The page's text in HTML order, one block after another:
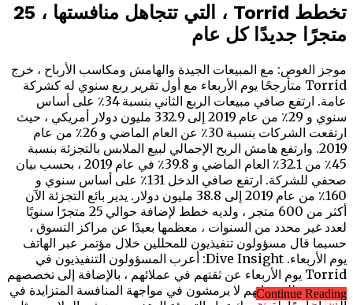
تخطط Torrid ، التي تتجاهل منافستها ، 25
متجرًا جديدًا كل عام
موجز الغوص: مع المبيعات الجيدة والهامش ومكاسب الأرباح ، خرج
Torrid متأرجحًا يوم الأربعاء مع أول تقرير ربع سنوي له كشركة
عامة. ارتفع صافي مبيعات الربع الثاني بنسبة 34٪ على أساس
سنوي و 29٪ من عام 2019 إلى 332.9 مليون دولار أمريكي ، حيث
ارتفعت الشركات بنسبة 30٪ عن العام الماضي و 26٪ من عام
2019. وارتفع هامش الربح الإجمالي لبيع الملابس بالتجزئة بنسبة
45٪ من 32.1٪ العام الماضي و 39.8٪ في عام 2019 ، بحسب بيان
صحفي للشركة. ارتفع صافي الدخل 131٪ على أساس سنوي و
160٪ من عام 2019 إلى 38.8 مليون دولار. يدير بائع التجزئة الآن
أكثر من 600 متجر ، ولديه خطط لإضافة حوالي 25 متجرًا سنويًا
لعدد غير محدد من السنوات ، معظمها بعيدًا عن مراكز التسوق ،
حسبما قال مسؤولون تنفيذيون للمحللين خلال مؤتمر عبر الهاتف
يوم الأربعاء. Dive Insight: أعرب المسؤولون التنفيذيون في
Torrid يوم الأربعاء عن ثقتهم في عملائهم ، بالإضافة إلى تخصصهم
ومدرجهم للنمو. إنهم لا يرمشون في مواجهة المنافسة المتزايدة في
Continue Reading